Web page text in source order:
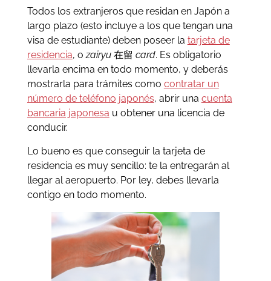
Todos los extranjeros que residan en Japón a
largo plazo (esto incluye a los que tengan una
visa de estudiante) deben poseer la tarjeta de
residencia, ozairyu在留 card. Es obligatorio
llevarla encima en todo momento, y deberás
mostrarla para trámites como contratar un
número de teléfono japonés, abrir una cuenta
bancaria japonesa u obtener una licencia de
conducir.
Lo bueno es que conseguir la tarjeta de
residencia es muy sencillo: te la entregarán al
llegar al aeropuerto. Por ley, debes llevarla
contigo en todo momento.